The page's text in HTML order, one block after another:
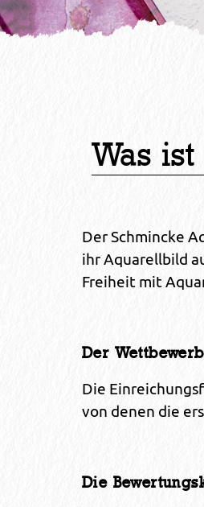
Was
Der Schmincke
ihr Aquarellbild
Freiheit mit
Der Wettbewerb
Die
von denen die
Die